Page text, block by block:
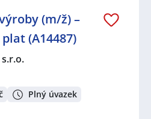
(m/ž) –
plat (A14487)
Plný úvazek